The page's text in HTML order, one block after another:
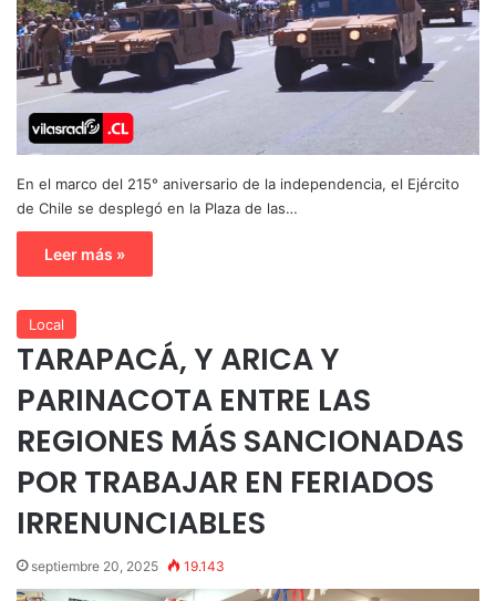
En el marco del 215° aniversario de la independencia, el Ejército
de Chile se desplegó en la Plaza de las…
Leer más »
Local
TARAPACÁ, Y ARICA Y
PARINACOTA ENTRE LAS
REGIONES MÁS SANCIONADAS
POR TRABAJAR EN FERIADOS
IRRENUNCIABLES
septiembre 20, 2025 19.143